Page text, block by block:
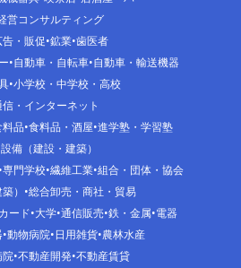
営コンサルティング
告・販促 鉱業 歯医者
自動車・自転車 自動車・輸送機器
小学校・中学校・高校
・インターネット
品 食料品・酒屋 進学塾・学習塾
設備（建設・建築）
専門学校 繊維工業 組合・団体・協会
）
総合卸売・商社・貿易
ード 大学 通信販売 鉄・金属 電器
動物病院 日用雑貨 農林水産
院 不動産開発 不動産賃貸